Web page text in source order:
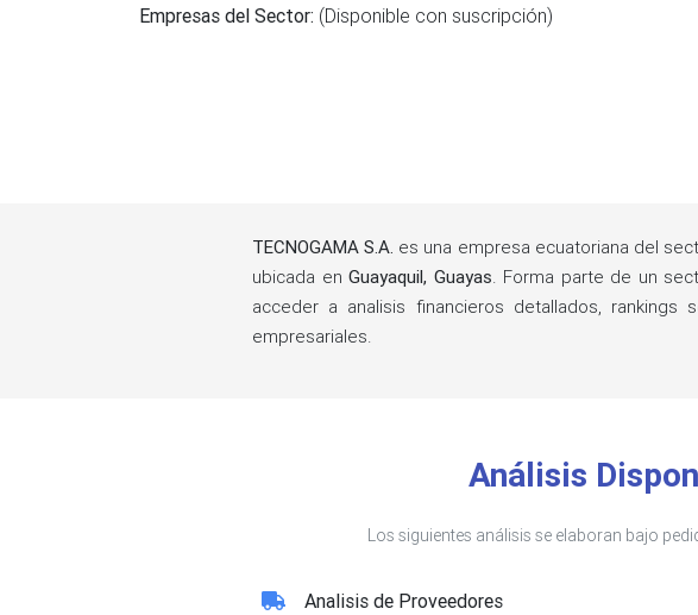
Empresas del Sector: (Disponible con suscripción)
TECNOGAMA S.A. es una empresa ecuatoriana del
ubicada en Guayaquil, Guayas. Forma parte de un
acceder a analisis financieros detallados,
empresariales.
Análisis
Los siguientes análisis se elaboran bajo
Analisis de Proveedores